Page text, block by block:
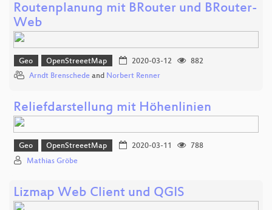
Routenplanung mit BRouter und BRouter-
Web
Geo OpenStreeetMap 2020-03-12
882
Arndt Brenschede and Norbert Renner
Reliefdarstellung mit Höhenlinien
Geo OpenStreeetMap 2020-03-11
788
Mathias Gröbe
Lizmap Web Client und QGIS